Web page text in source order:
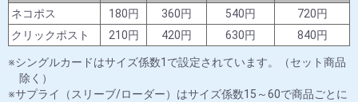
ネコポス
180円 360円 540円
720円
クリックポスト
210円 420円 630円 840円
シングルカードはサイズ係数1で設定されています。（セット商品
除く）
サプライ（スリーブ/ローダー）はサイズ係数15～60で商品ごとに